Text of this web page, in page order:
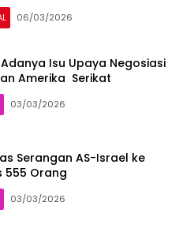
06/03/2026
Isu Upaya Negosiasi
Amerika Serikat
03/03/2026
Serangan AS-Israel ke
555 Orang
03/03/2026